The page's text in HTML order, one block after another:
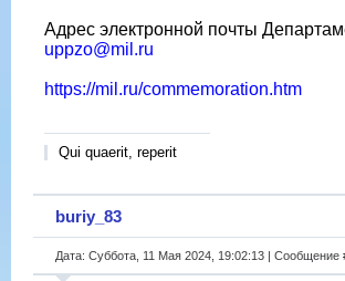
Адрес электронной почты
uppzo@mil.ru
https://mil.ru/commemoration.htm
Qui quaerit, reperit
buriy_83
Дата: Суббота, 11 Мая 2024, 19:02:13 | Сообщение